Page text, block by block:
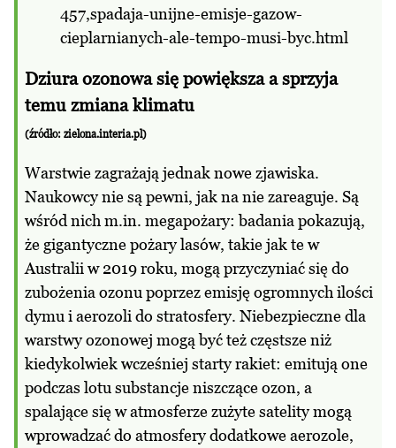
457,spadaja-unijne-emisje-gazow-
cieplarnianych-ale-tempo-musi-byc.html
Dziura ozonowa się powiększa a sprzyja
temu zmiana klimatu
(źródło: zielona.interia.pl)
Warstwie zagrażają jednak nowe zjawiska.
Naukowcy nie są pewni, jak na nie zareaguje. Są
wśród nich m.in. megapożary: badania pokazują,
że gigantyczne pożary lasów, takie jak te w
Australii w 2019 roku, mogą przyczyniać się do
zubożenia ozonu poprzez emisję ogromnych ilości
dymu i aerozoli do stratosfery. Niebezpieczne dla
warstwy ozonowej mogą być też częstsze niż
kiedykolwiek wcześniej starty rakiet: emitują one
podczas lotu substancje niszczące ozon, a
spalające się w atmosferze zużyte satelity mogą
wprowadzać do atmosfery dodatkowe aerozole,